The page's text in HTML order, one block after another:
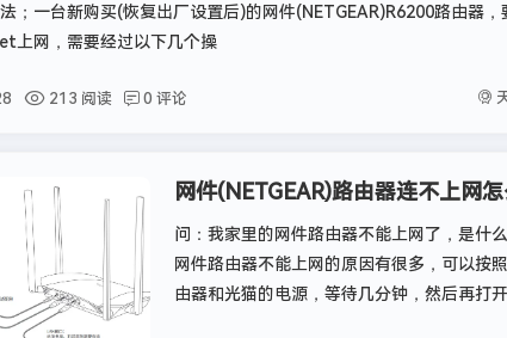
；一台新购买(恢复出厂设置后)的网件(NETGEAR)R6200路由器，
上网，需要经过以下几个操
213 阅读 0 评论
网件网件(NETGEAR)路由器连不上网怎
问：我家里的网件路由器不能上网了，是什
网件路由器不能上网的原因有很多，可以按
由器和光猫的电源，等待几分钟，然后再打